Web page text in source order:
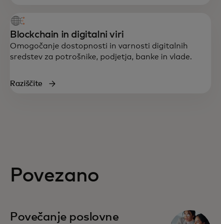
Blockchain in digitalni viri
Omogočanje dostopnosti in varnosti digitalnih
sredstev za potrošnike, podjetja, banke in vlade.
Raziščite
Povezano
Povečanje poslovne